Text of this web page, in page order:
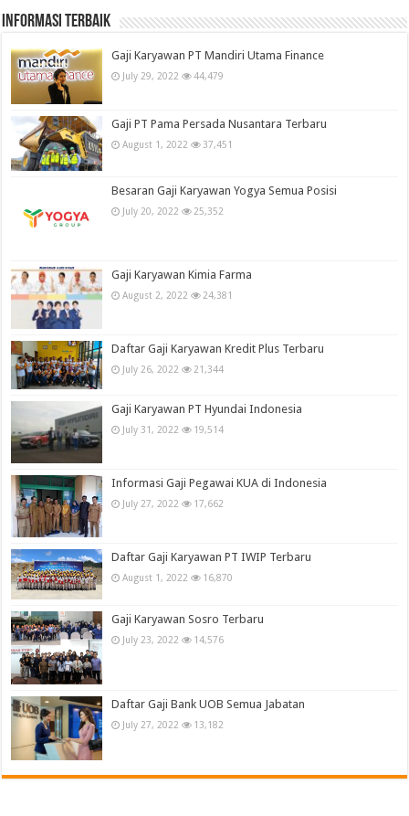
informasi terbaik
Gaji Karyawan PT Mandiri Utama Finance
July 29, 2022 44,479
Gaji PT Pama Persada Nusantara Terbaru
August 1, 2022 37,451
Besaran Gaji Karyawan Yogya Semua Posisi
July 20, 2022 25,352
Gaji Karyawan Kimia Farma
August 2, 2022 24,381
Daftar Gaji Karyawan Kredit Plus Terbaru
July 26, 2022 21,344
Gaji Karyawan PT Hyundai Indonesia
July 31, 2022 19,514
Informasi Gaji Pegawai KUA di Indonesia
July 27, 2022 17,662
Daftar Gaji Karyawan PT IWIP Terbaru
August 1, 2022 16,870
Gaji Karyawan Sosro Terbaru
July 23, 2022 14,576
Daftar Gaji Bank UOB Semua Jabatan
July 27, 2022 13,182